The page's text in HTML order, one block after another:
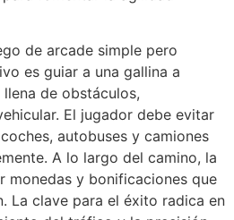
de arcade simple pero
es guiar a una gallina a
de obstáculos,
El jugador debe evitar
autobuses y camiones
A lo largo del camino, la
monedas y bonificaciones que
La clave para el éxito radica en